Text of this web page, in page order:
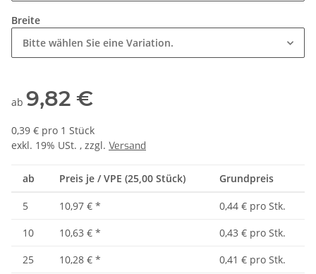
Breite
Bitte wählen Sie eine Variation.
ab 9,82 €
0,39 € pro 1 Stück
exkl. 19% USt. , zzgl. Versand
ab Preis je / VPE (25,00 Stück) Grundpreis
5 10,97 € *
0,44 € pro Stk.
10
10,63 € *
0,43 € pro Stk.
25
10,28 € *
0,41 € pro Stk.